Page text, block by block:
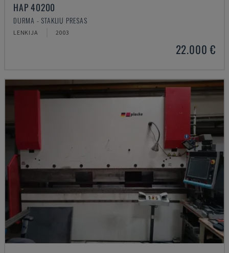
HAP 40200
DURMA - STAKLIŲ PRESAS
LENKIJA 2003
22.000 €